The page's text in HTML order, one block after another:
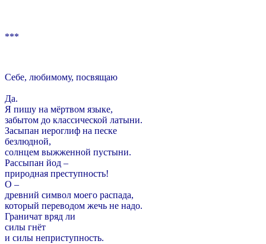
***
Себе, любимому, посвящаю
Да.
Я пишу на мёртвом языке,
забытом до классической латыни.
Засыпан иероглиф на песке
безлюдной,
солнцем выжженной пустыни.
Рассыпан йод –
природная преступность!
О –
древний символ моего распада,
который переводом жечь не надо.
Граничат вряд ли
силы гнёт
и силы неприступность.